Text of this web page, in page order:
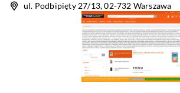
ul. Podbipięty 27/13, 02-732 Warszawa